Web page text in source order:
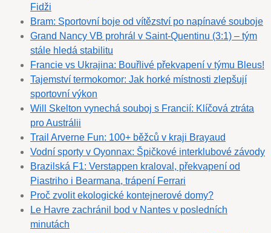
Fidži
Bram: Sportovní boje od vítězství po napínavé souboje
Grand Nancy VB prohrál v Saint-Quentinu (3:1) – tým
stále hledá stabilitu
Francie vs Ukrajina: Bouřlivé překvapení v týmu Bleus!
Tajemství termokomor: Jak horké místnosti zlepšují
sportovní výkon
Will Skelton vynechá souboj s Francií: Klíčová ztráta
pro Austrálii
Trail Arverne Fun: 100+ běžců v kraji Brayaud
Vodní sporty v Oyonnax: Špičkové interklubové závody
Brazilská F1: Verstappen kraloval, překvapení od
Piastriho i Bearmana, trápení Ferrari
Proč zvolit ekologické kontejnerové domy?
Le Havre zachránil bod v Nantes v posledních
minutách